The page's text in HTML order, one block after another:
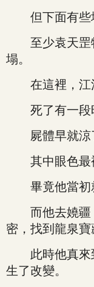
但下面有些
至少袁天罡
塌。
在這裡，江浩
死了有一段
屍體早就涼
其中眼色最複
畢竟他當初就
而他去嬈疆
密，找到龍泉寶
此時他真來
生了改變。